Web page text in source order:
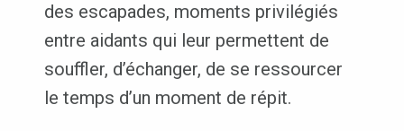
des escapades, moments privilégiés
entre aidants qui leur permettent de
souffler, d’échanger, de se ressourcer
le temps d’un moment de répit.